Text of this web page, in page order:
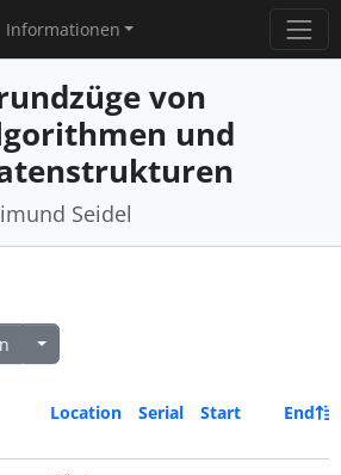
Informationen
von
und
Seidel
Location Serial Start End